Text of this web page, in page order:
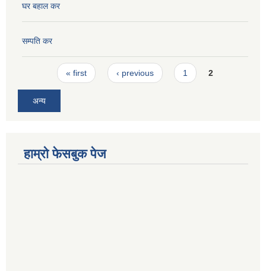
घर बहाल कर
सम्पति कर
Pages« first ‹ previous 1 2
अन्य
हाम्रो फेसबुक पेज